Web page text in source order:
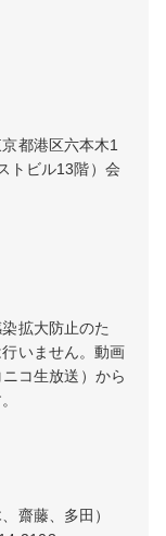
都港区六本木1
トビル13階）会
拡大防止のた
いません。動画
コ生放送）から
齋藤、多田）